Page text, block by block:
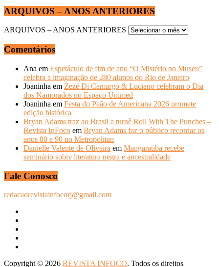
ARQUIVOS – ANOS ANTERIORES
ARQUIVOS – ANOS ANTERIORES
Comentários
Ana em Espetáculo de fim de ano “O Mistério no Museu”
celebra a imaginação de 280 alunos do Rio de Janeiro
Joaninha em Zezé Di Camargo & Luciano celebram o Dia
dos Namorados no Espaço Unimed
Joaninha em Festa do Peão de Americana 2026 promete
edição histórica
Bryan Adams traz ao Brasil a turnê Roll With The Punches –
Revista InFoco em Bryan Adams faz o público recordar os
anos 80 e 90 no Metropolitan
Danielle Valente de Oliveira em Mangaratiba recebe
seminário sobre literatura negra e ancestralidade
Fale Conosco
redacaorevistainfocorj@gmail.com
Copyright © 2026 REVISTA INFOCO. Todos os direitos